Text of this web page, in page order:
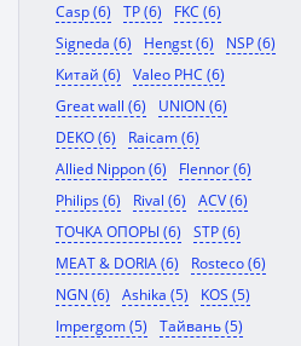
Casp (6)
TP (6)
FKC (6)
Signeda (6)
Hengst (6)
NSP (6)
Китай (6)
Valeo PHC (6)
Great wall (6)
UNION (6)
DEKO (6)
Raicam (6)
Allied Nippon (6)
Flennor (6)
Philips (6)
Rival (6)
ACV (6)
ТОЧКА ОПОРЫ (6)
STP (6)
MEAT & DORIA (6)
Rosteco (6)
NGN (6)
Ashika (5)
KOS (5)
Impergom (5)
Тайвань (5)